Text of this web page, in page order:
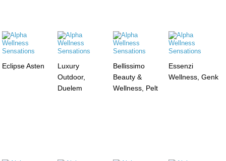
Eclipse Asten
Luxury
Outdoor,
Duelem
Bellissimo
Beauty &
Wellness, Pelt
Essenzi
Wellness, Genk